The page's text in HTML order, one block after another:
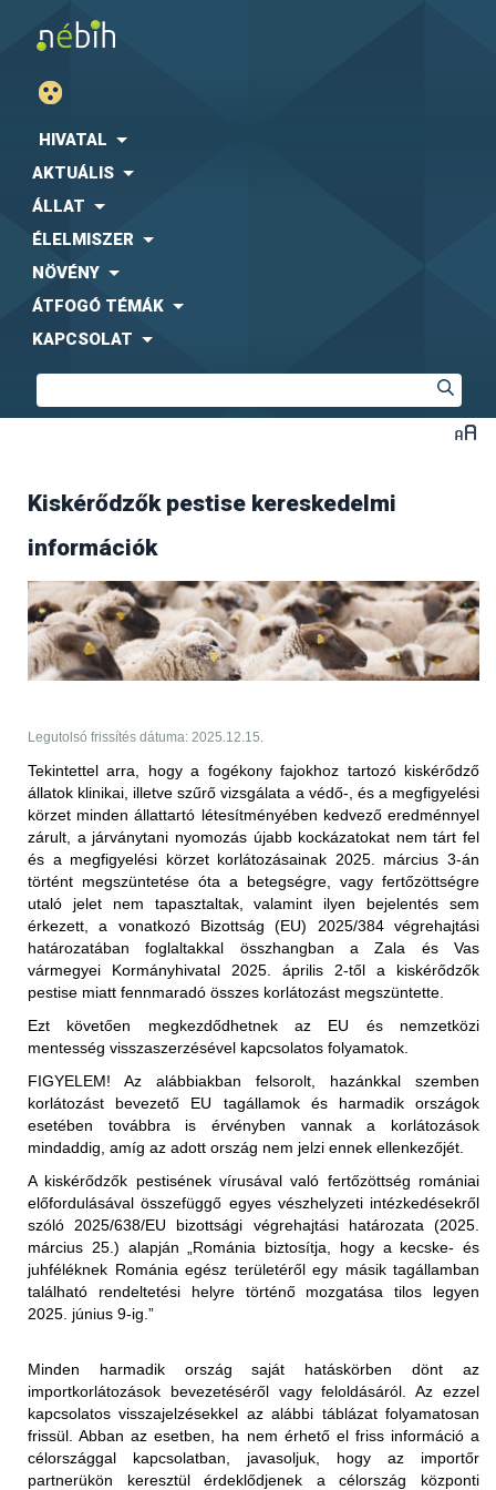
HIVATAL
AKTUÁLIS
ÁLLAT
ÉLELMISZER
NÖVÉNY
ÁTFOGÓ TÉMÁK
KAPCSOLAT
Kiskérődzők pestise kereskedelmi
információk
Legutolsó frissítés dátuma: 2025.12.15.
Tekintettel arra, hogy a fogékony fajokhoz tartozó kiskérődző
állatok klinikai, illetve szűrő vizsgálata a védő-, és a megfigyelési
körzet minden állattartó létesítményében kedvező eredménnyel
zárult, a járványtani nyomozás újabb kockázatokat nem tárt fel
és a megfigyelési körzet korlátozásainak 2025. március 3-án
történt megszüntetése óta a betegségre, vagy fertőzöttségre
utaló jelet nem tapasztaltak, valamint ilyen bejelentés sem
érkezett, a vonatkozó Bizottság (EU) 2025/384 végrehajtási
határozatában foglaltakkal összhangban a Zala és Vas
vármegyei Kormányhivatal 2025. április 2-től a kiskérődzők
pestise miatt fennmaradó összes korlátozást megszüntette.
Ezt követően megkezdődhetnek az EU és nemzetközi
mentesség visszaszerzésével kapcsolatos folyamatok.
FIGYELEM! Az alábbiakban felsorolt, hazánkkal szemben
korlátozást bevezető EU tagállamok és harmadik országok
esetében továbbra is érvényben vannak a korlátozások
mindaddig, amíg az adott ország nem jelzi ennek ellenkezőjét.
A kiskérődzők pestisének vírusával való fertőzöttség romániai
előfordulásával összefüggő egyes vészhelyzeti intézkedésekről
szóló 2025/638/EU bizottsági végrehajtási határozata (2025.
március 25.) alapján „Románia biztosítja, hogy a kecske- és
juhféléknek Románia egész területéről egy másik tagállamban
található rendeltetési helyre történő mozgatása tilos legyen
2025. június 9-ig.”
Minden harmadik ország saját hatáskörben dönt az
importkorlátozások bevezetéséről vagy feloldásáról. Az ezzel
kapcsolatos visszajelzésekkel az alábbi táblázat folyamatosan
frissül. Abban az esetben, ha nem érhető el friss információ a
célországgal kapcsolatban, javasoljuk, hogy az importőr
partnerükön keresztül érdeklődjenek a célország központi
Korlátozott terület:
Magyarország teljes területe (2025.01.29-én érkezett
értesítés alapján)
Korlátozott állat/ termék:
2025.01.29-től kezdődően:
Az Egyesült Királyság ideiglenes korlátozásokat
vezetett be Magyarország teljes területéről Nagy-
behozatalára. A korlátozás kiterjed:
- élő juh- és kecskék
- juhok és kecskék szaporítóanyagai (sperma,
embriók, petesejtek)
- juh- és kecsketej és nyers tejtermékek
- juh és kecske termékek személyes, utasforgalmi
Frissítés (2025.09.17.)
Az Egyesült Arab Emírségek állategészségügyi
hatóságától 2025. szeptember 17-én érkezett
tájékoztatás értelmében több bejelentésköteles
betegség kapcsán isfeloldottáka korábban elrendelt
kereskedelmi tiltást.
PPR - nem hőkezelt juh-, kecske- és
Korlátozott terület:
Magyarország teljes területe (2025.05.27-én érkezett
értesítés alapján)
Korlátozott állat/ termék:
vörös hús és az abból készült termékek (juh és kecske),
valamint a nem hőkezelt tej és az abból készült termékek
(juh és kecske) Magyarországról történő behozatalára
vonatkozóan; ez a 2025. január 5. után előállított
szállítmányokra vonatkozik
a nem hőkezelt vörös hús és az abból készült termékek
(juh- és kecskehús) behozatala a nem fertőzött
szerint) megengedett, feltéve, hogy az exportáló ország
illetékes hatóságai állategészségügyi bizonyítványban
igazolják az alábbiakat:
"Az élő állatok, amelyekből a hús származik, az
Állategészségügyi Világszervezet (WOAH) által
elismert PPR-mentes övezetből származnak,".
vagy
"Az élő állatok, amelyekből a hús származik, a
klinikai tüneteit."
a nem hőkezelt (juh- és kecske)tej és az abból készült
termékek behozatala a nem fertőzött területekről (az első
közigazgatási egység "vármegye" szerint) megengedett,
feltéve, hogy az exportáló ország illetékes hatóságai
Korlátozott terület: